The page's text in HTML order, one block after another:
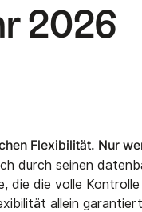
2026
Flexibilität. Nur
durch seinen
die die volle
allein